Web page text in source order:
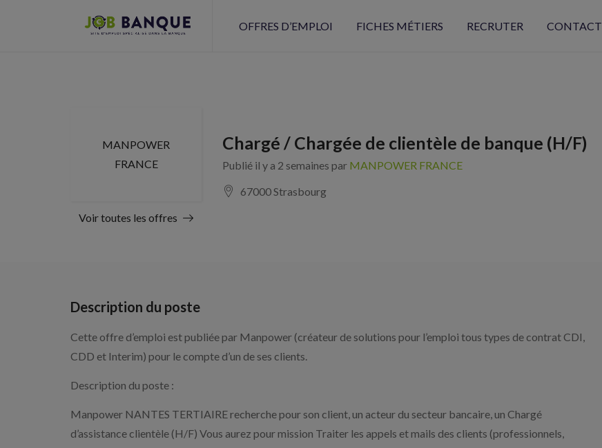
OFFRES D’EMPLOI FICHES MÉTIERS RECRUTER CONTACT
MANPOWER
FRANCE
Voir toutes les offres
Chargé / Chargée de clientèle de banque (H/F)
Publié il y a 2 semaines par MANPOWER FRANCE
67000 Strasbourg
Description du poste
Cette offre d’emploi est publiée par Manpower (créateur de solutions pour l’emploi tous types de contrat CDI,
CDD et Interim) pour le compte d’un de ses clients.
Description du poste :
Manpower NANTES TERTIAIRE recherche pour son client, un acteur du secteur bancaire, un Chargé
d’assistance clientèle (H/F) Vous aurez pour mission Traiter les appels et mails des clients (professionnels,